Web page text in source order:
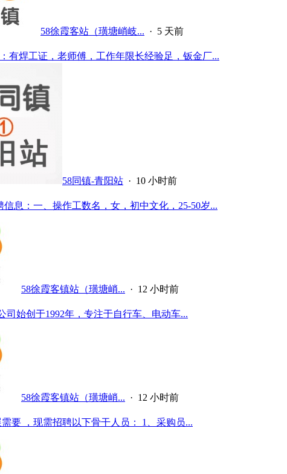
58徐霞客站（璜塘峭岐... · 5 天前
有焊工证，老师傅，工作年限长经验足，钣金厂...
58同镇-青阳站 · 10 小时前
息：一、操作工数名，女，初中文化，25-50岁...
58徐霞客镇站（璜塘峭... · 12 小时前
司始创于1992年，专注于自行车、电动车...
58徐霞客镇站（璜塘峭... · 12 小时前
要 ，现需招聘以下骨干人员： 1、采购员...